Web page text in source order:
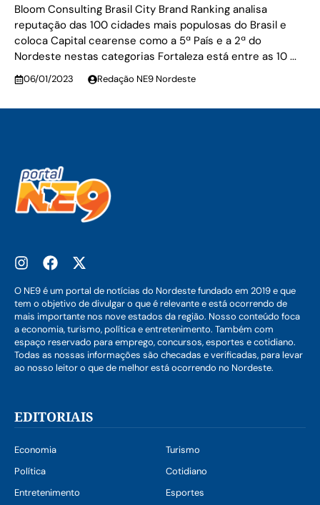
Bloom Consulting Brasil City Brand Ranking analisa
reputação das 100 cidades mais populosas do Brasil e
coloca Capital cearense como a 5ª País e a 2ª do
Nordeste nestas categorias Fortaleza está entre as 10 ...
06/01/2023 Redação NE9 Nordeste
O NE9 é um portal de notícias do Nordeste fundado em 2019 e que
tem o objetivo de divulgar o que é relevante e está ocorrendo de
mais importante nos nove estados da região. Nosso conteúdo foca
a economia, turismo, política e entretenimento. Também com
espaço reservado para emprego, concursos, esportes e cotidiano.
Todas as nossas informações são checadas e verificadas, para levar
ao nosso leitor o que de melhor está ocorrendo no Nordeste.
EDITORIAIS
Economia
Turismo
Política
Cotidiano
Entretenimento
Esportes